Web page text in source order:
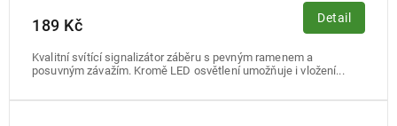
189 Kč Detail
Kvalitní svítící signalizátor záběru s pevným ramenem a
posuvným závažím. Kromě LED osvětlení umožňuje i vložení...